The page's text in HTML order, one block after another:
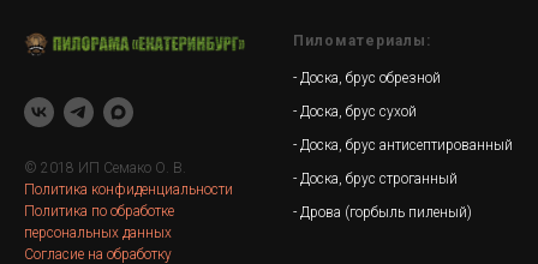
© 2018 ИП Семако О. В.
Политика конфиденциальности
Политика по обработке
персональных данных
Согласие на обработку
Пиломатериалы:
- Доска, брус обрезной
- Доска, брус сухой
- Доска, брус антисептированный
- Доска, брус строганный
- Дрова (горбыль пиленый)